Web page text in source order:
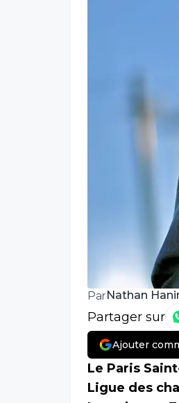
ParNathan
Partager sur
Ajouter
Le Paris
Ligue des